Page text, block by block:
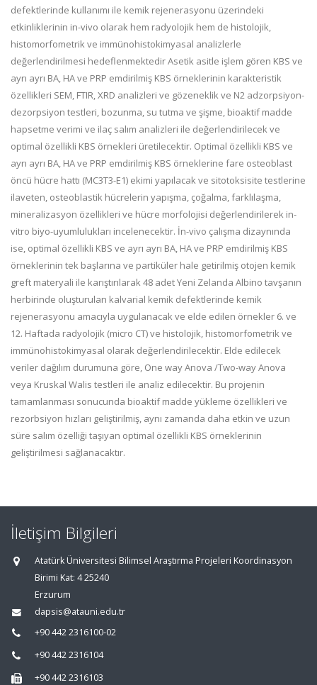
defektlerinde kullanımı ile kemik rejenerasyonu üzerindeki
etkinliklerinin in-vivo olarak hem radyolojik hem de histolojik,
histomorfometrik ve immünohistokimyasal analizlerle
değerlendirilmesi hedeflenmektedir Asetik asitle işlem gören KBS ve
ayrı ayrı BA, HA ve PRP emdirilmiş KBS örneklerinin karakteristik
özellikleri SEM, FTIR, XRD analizleri ve gözeneklik ve N2 adzorpsiyon-
dezorpsiyon testleri, bozunma, su tutma ve şişme, bioaktif madde
hapsetme verimi ve ilaç salım analizleri ile değerlendirilecek ve
optimal özellikli KBS örnekleri üretilecektir. Optimal özellikli KBS ve
ayrı ayrı BA, HA ve PRP emdirilmiş KBS örneklerine fare osteoblast
öncü hücre hattı (MC3T3-E1) ekimi yapılacak ve sitotoksisite testlerine
ilaveten, osteoblastik hücrelerin yapışma, çoğalma, farklılaşma,
mineralizasyon özellikleri ve hücre morfolojisi değerlendirilerek in-
vitro biyo-uyumlulukları incelenecektir. İn-vivo çalışma dizaynında
ise, optimal özellikli KBS ve ayrı ayrı BA, HA ve PRP emdirilmiş KBS
örneklerinin tek başlarına ve partiküler hale getirilmiş otojen kemik
greft materyali ile karıştırılarak 48 adet Yeni Zelanda Albino tavşanın
herbirinde oluşturulan kalvarial kemik defektlerinde kemik
rejenerasyonu amacıyla uygulanacak ve elde edilen örnekler 6. ve
12. Haftada radyolojik (micro CT) ve histolojik, histomorfometrik ve
immünohistokimyasal olarak değerlendirilecektir. Elde edilecek
veriler dağılım durumuna göre, One way Anova /Two-way Anova
veya Kruskal Walis testleri ile analiz edilecektir. Bu projenin
tamamlanması sonucunda bioaktif madde yükleme özellikleri ve
rezorbsiyon hızları geliştirilmiş, aynı zamanda daha etkin ve uzun
süre salım özelliği taşıyan optimal özellikli KBS örneklerinin
geliştirilmesi sağlanacaktır.
İletişim Bilgileri
Atatürk Üniversitesi Bilimsel Araştırma Projeleri Koordinasyon
Birimi Kat: 4 25240
Erzurum
dapsis@atauni.edu.tr
+90 442 2316100-02
+90 442 2316104
+90 442 2316103